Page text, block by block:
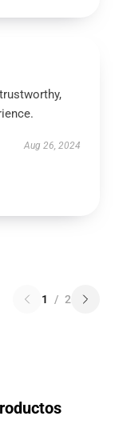
Aug 26, 2024
1 / 2